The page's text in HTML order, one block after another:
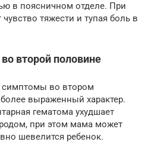
в поясничном отделе. При
тяжести и тупая боль в
второй половине
симптомы во втором
выраженный характер.
гематома ухудшает
при этом мама может
шевелится ребенок.